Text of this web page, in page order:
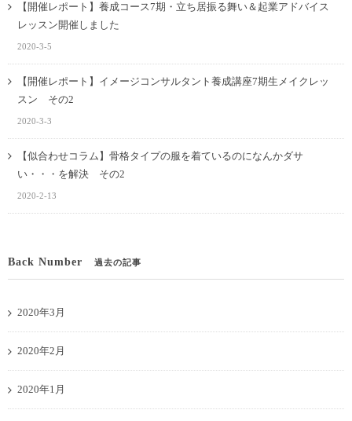
【開催レポート】養成コース7期・立ち居振る舞い＆起業アドバイス
レッスン開催しました
2020-3-5
【開催レポート】イメージコンサルタント養成講座7期生メイクレッ
スン その2
2020-3-3
【似合わせコラム】骨格タイプの服を着ているのになんかダサ
い・・・を解決 その2
2020-2-13
Back Number 過去の記事
2020年3月
2020年2月
2020年1月